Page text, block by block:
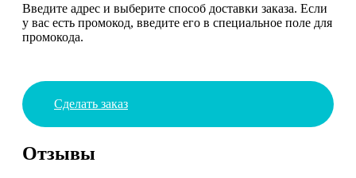
Введите адрес и выберите способ доставки заказа. Если
у вас есть промокод, введите его в специальное поле для
промокода.
Сделать заказ
Отзывы